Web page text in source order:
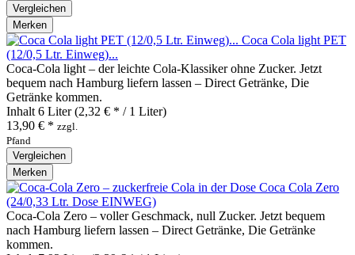
Vergleichen
Merken
Coca Cola light PET
(12/0,5 Ltr. Einweg)...
Coca‑Cola light – der leichte Cola‑Klassiker ohne Zucker. Jetzt
bequem nach Hamburg liefern lassen – Direct Getränke, Die
Getränke kommen.
Inhalt 6 Liter(2,32 € * / 1 Liter)
13,90 € * zzgl.
Pfand
Vergleichen
Merken
Coca Cola Zero
(24/0,33 Ltr. Dose EINWEG)
Coca‑Cola Zero – voller Geschmack, null Zucker. Jetzt bequem
nach Hamburg liefern lassen – Direct Getränke, Die Getränke
kommen.